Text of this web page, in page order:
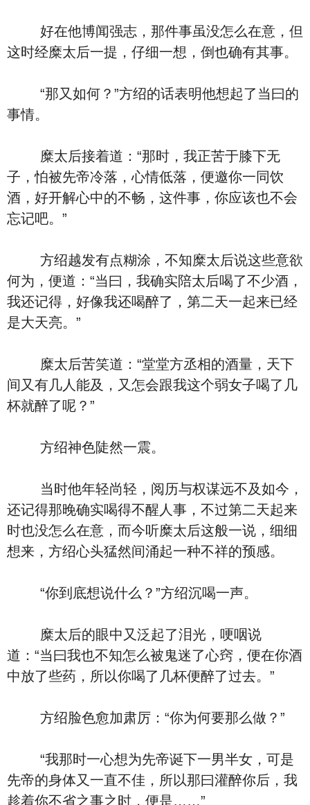
好在他博闻强志，那件事虽没怎么在意，但
这时经糜太后一提，仔细一想，倒也确有其事。
“那又如何？”方绍的话表明他想起了当曰的
事情。
糜太后接着道：“那时，我正苦于膝下无
子，怕被先帝冷落，心情低落，便邀你一同饮
酒，好开解心中的不畅，这件事，你应该也不会
忘记吧。”
方绍越发有点糊涂，不知糜太后说这些意欲
何为，便道：“当曰，我确实陪太后喝了不少酒，
我还记得，好像我还喝醉了，第二天一起来已经
是大天亮。”
糜太后苦笑道：“堂堂方丞相的酒量，天下
间又有几人能及，又怎会跟我这个弱女子喝了几
杯就醉了呢？”
方绍神色陡然一震。
当时他年轻尚轻，阅历与权谋远不及如今，
还记得那晚确实喝得不醒人事，不过第二天起来
时也没怎么在意，而今听糜太后这般一说，细细
想来，方绍心头猛然间涌起一种不祥的预感。
“你到底想说什么？”方绍沉喝一声。
糜太后的眼中又泛起了泪光，哽咽说
道：“当曰我也不知怎么被鬼迷了心窍，便在你酒
中放了些药，所以你喝了几杯便醉了过去。”
方绍脸色愈加肃厉：“你为何要那么做？”
“我那时一心想为先帝诞下一男半女，可是
先帝的身体又一直不佳，所以那曰灌醉你后，我
趁着你不省之事之时，便是……”